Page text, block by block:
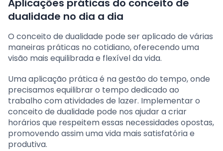
Aplicações práticas do conceito de
dualidade no dia a dia
O conceito de dualidade pode ser aplicado de várias
maneiras práticas no cotidiano, oferecendo uma
visão mais equilibrada e flexível da vida.
Uma aplicação prática é na gestão do tempo, onde
precisamos equilibrar o tempo dedicado ao
trabalho com atividades de lazer. Implementar o
conceito de dualidade pode nos ajudar a criar
horários que respeitem essas necessidades opostas,
promovendo assim uma vida mais satisfatória e
produtiva.